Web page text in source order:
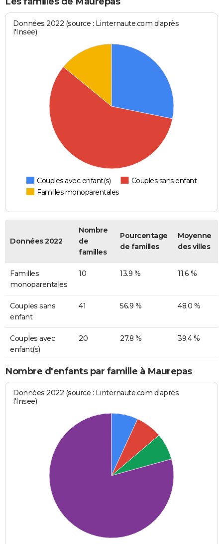
Données 2022 (source : Linternaute.com d'après
l'Insee)
Couples avec enfant(s)
Couples sans enfant
Familles monoparentales
Données 2022
Nombre
de
familles
Pourcentage
de familles
Moyenne
des villes
Familles
monoparentales
10 13.9 % 11,6 %
Couples sans
enfant
41 56.9 % 48,0 %
Couples avec
enfant(s)
20 27.8 % 39,4 %
Nombre d'enfants par famille à Maurepas
Données 2022 (source : Linternaute.com d'après
l'Insee)